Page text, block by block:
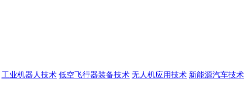
工业机器人技术 低空飞行器装备技术 无人机应用技术 新能源汽车技术